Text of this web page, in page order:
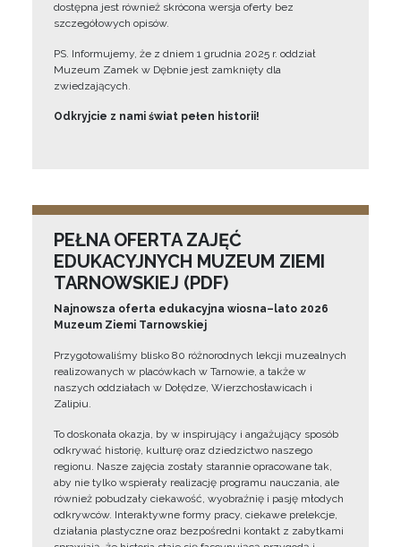
dostępna jest również skrócona wersja oferty bez
szczegółowych opisów.
PS. Informujemy, że z dniem 1 grudnia 2025 r. oddział
Muzeum Zamek w Dębnie jest zamknięty dla
zwiedzających.
Odkryjcie z nami świat pełen historii!
PEŁNA OFERTA ZAJĘĆ
EDUKACYJNYCH MUZEUM ZIEMI
TARNOWSKIEJ (PDF)
Najnowsza oferta edukacyjna wiosna–lato 2026
Muzeum Ziemi Tarnowskiej
Przygotowaliśmy blisko 80 różnorodnych lekcji muzealnych
realizowanych w placówkach w Tarnowie, a także w
naszych oddziałach w Dołędze, Wierzchosławicach i
Zalipiu.
To doskonała okazja, by w inspirujący i angażujący sposób
odkrywać historię, kulturę oraz dziedzictwo naszego
regionu. Nasze zajęcia zostały starannie opracowane tak,
aby nie tylko wspierały realizację programu nauczania, ale
również pobudzały ciekawość, wyobraźnię i pasję młodych
odkrywców. Interaktywne formy pracy, ciekawe prelekcje,
działania plastyczne oraz bezpośredni kontakt z zabytkami